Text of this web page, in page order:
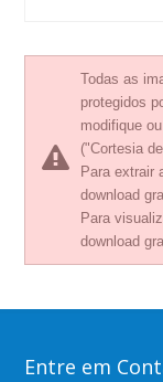
Todas as
protegidos
modifique
("Cortesia
Para extrair
download
Para
download
Entre em